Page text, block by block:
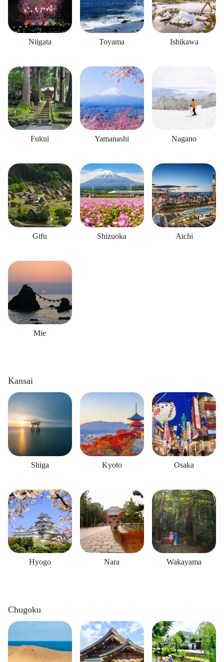
Niigata Toyama Ishikawa
Fukui Yamanashi Nagano
Gifu Shizuoka Aichi
Mie
Kansai
Shiga Kyoto Osaka
Hyogo Nara Wakayama
Chugoku